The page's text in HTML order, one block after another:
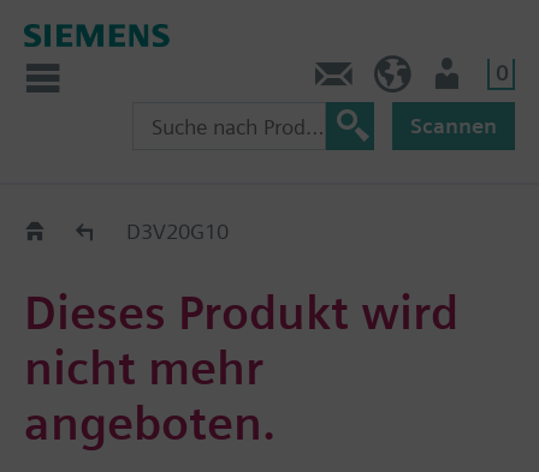
0
Scannen
Old2NewD3V20G10
Dieses Produkt wird
nicht mehr
angeboten.